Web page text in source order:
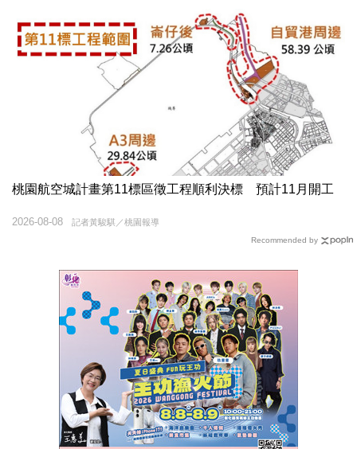
桃園航空城計畫第11標區徵工程順利決標 預計11月開工
記者黃駿騏／桃園報導
2026-08-08
Recommended by